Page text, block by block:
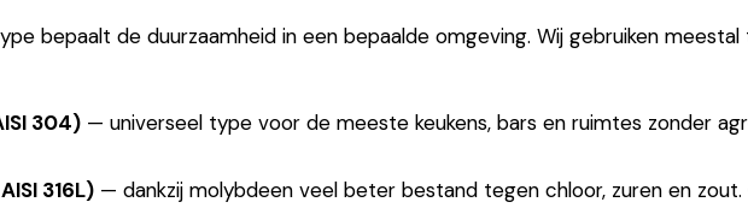
bepaalt de duurzaamheid in een bepaalde omgeving. Wij gebruiken
304) — universeel type voor de meeste keukens, bars en ruimtes zonder
316L) — dankzij molybdeen veel beter bestand tegen chloor, zuren en zout.